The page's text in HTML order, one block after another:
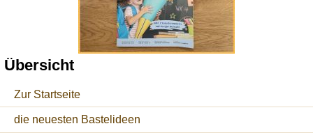
Übersicht
Zur Startseite
die neuesten Bastelideen